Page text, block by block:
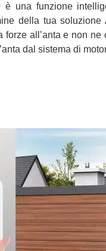
una funzione
della tua soluzione
forze all’anta e non ne
dal sistema di